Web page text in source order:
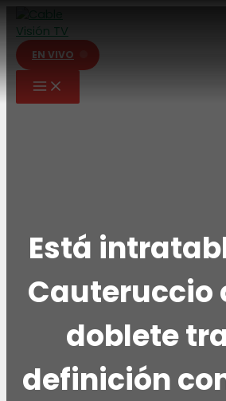
contenido
EN VIVO
Está
Cauteruccio
doblete
definición